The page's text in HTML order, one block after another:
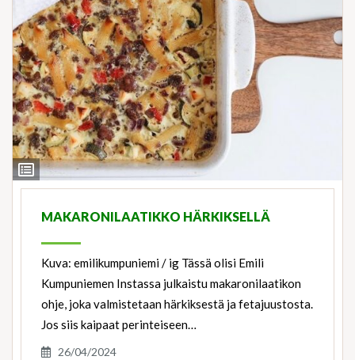
View
Ingredients
MAKARONILAATIKKO HÄRKIKSELLÄ
Kuva: emilikumpuniemi / ig Tässä olisi Emili
Kumpuniemen Instassa julkaistu makaronilaatikon
ohje, joka valmistetaan härkiksestä ja fetajuustosta.
Jos siis kaipaat perinteiseen…
26/04/2024